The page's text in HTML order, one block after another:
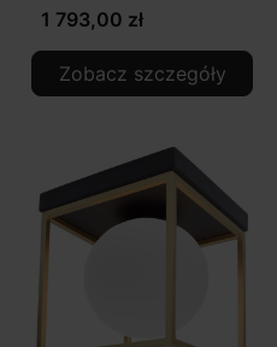
1 793,00 zł
Zobacz szczegóły